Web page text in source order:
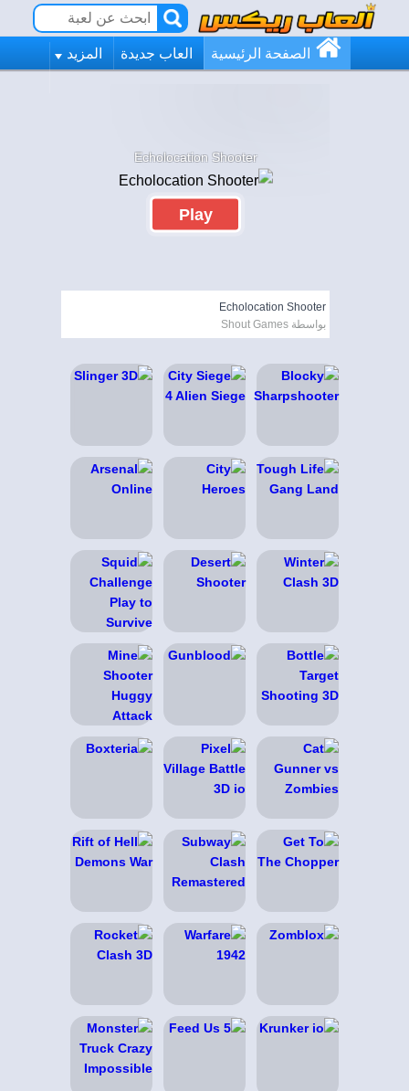
الصفحة الرئيسية العاب جديدة المزيد
Echolocation Shooter
Play
Echolocation Shooter
بواسطة Shout Games